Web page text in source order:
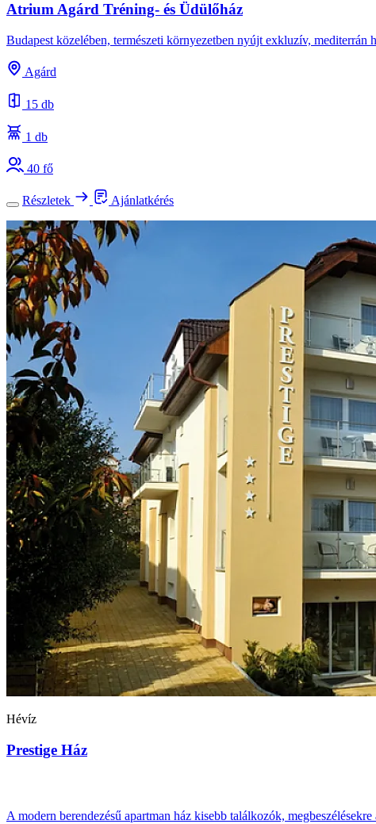
Atrium Agárd Tréning- és Üdülőház
Budapest közelében, természeti környezetben nyújt exkluzív,
Agárd
15 db
1 db
40 fő
Részletek Ajánlatkérés
Hévíz
Prestige Ház
A modern berendezésű apartman ház kisebb találkozók,